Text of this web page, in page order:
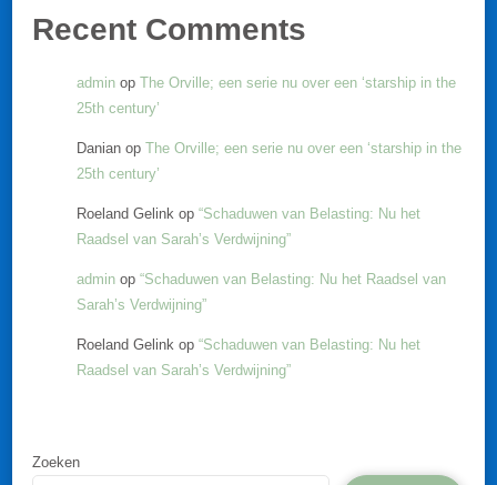
Recent Comments
admin op The Orville; een serie nu over een ‘starship in the
25th century’
Danian op The Orville; een serie nu over een ‘starship in the
25th century’
Roeland Gelink op “Schaduwen van Belasting: Nu het
Raadsel van Sarah’s Verdwijning”
admin op “Schaduwen van Belasting: Nu het Raadsel van
Sarah’s Verdwijning”
Roeland Gelink op “Schaduwen van Belasting: Nu het
Raadsel van Sarah’s Verdwijning”
Zoeken